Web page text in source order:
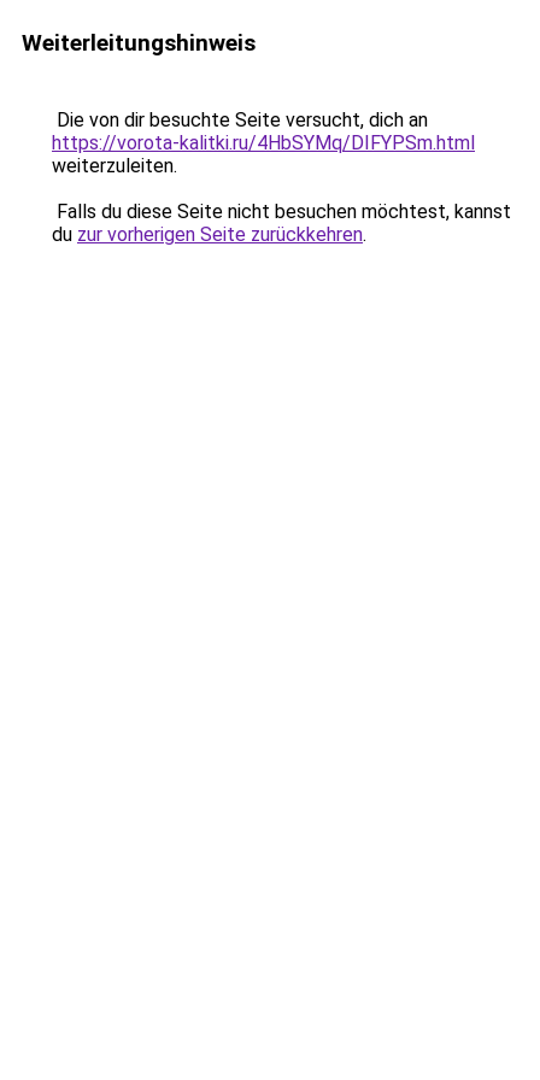
Weiterleitungshinweis
Die von dir besuchte Seite versucht, dich an
https://vorota-kalitki.ru/4HbSYMq/DIFYPSm.html
weiterzuleiten.
Falls du diese Seite nicht besuchen möchtest, kannst
du zur vorherigen Seite zurückkehren.